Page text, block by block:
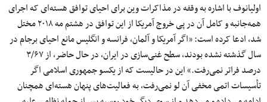
اولیانوف با اشاره به وقفه در مذاکرات وین برای احیای توافق هسته‌ای که اجرای
همه‌جانبه و کامل آن در پی خروج آمریکا از این توافق در هشتم مه ۲۰۱۸ مختل
شد، ادعا کرده است: «اگر آمریکا و آلمان، فرانسه و انگلیس مانع احیای برجام در
سال گذشته نشده بودند، سطح غنی‌سازی در ایران، در حال حاضر، از ۳/۶۷
درصد فراتر نمی‌رفت.» این در حالیست که از یکسو جمهوری اسلامی اگر
تأسیسات اتمی مخفی آن لو نمی‌رفت، به فعالیت‌های پنهان هسته‌ای همچنان